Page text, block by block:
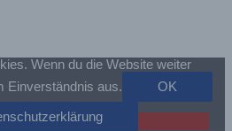
Wenn du die Website weiter
Einverständnis aus.
OK